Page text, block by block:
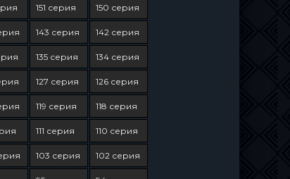
151 серия 150 серия
143 серия 142 серия
135 серия 134 серия
127 серия 126 серия
119 серия 118 серия
111 серия 110 серия
103 серия 102 серия